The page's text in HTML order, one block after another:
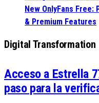
New OnlyFans
& Premium Features
Digital Transformation
Acceso a Estrella
paso para la